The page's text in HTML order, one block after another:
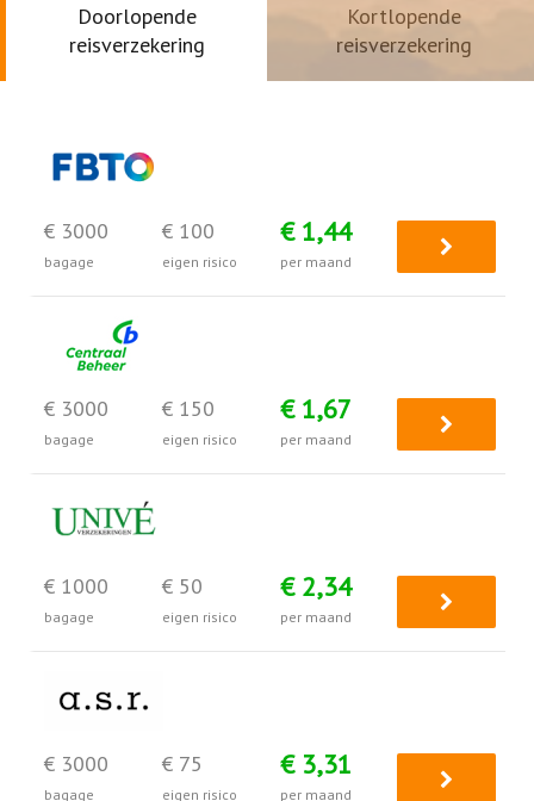
Doorlopende
reisverzekering
Kortlopende
reisverzekering
€ 3000
bagage
€ 100
eigen risico
€ 1,44
per maand
€ 3000
bagage
€ 150
eigen risico
€ 1,67
per maand
€ 1000
bagage
€ 50
eigen risico
€ 2,34
per maand
€ 3000
bagage
€ 75
eigen risico
€ 3,31
per maand